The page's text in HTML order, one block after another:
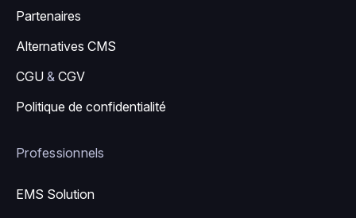
Partenaires
Alternatives CMS
CGU & CGV
Politique de confidentialité
Professionnels
EMS Solution